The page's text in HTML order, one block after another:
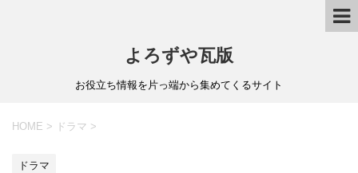
よろずや瓦版
お役立ち情報を片っ端から集めてくるサイト
HOME > ドラマ >
ドラマ